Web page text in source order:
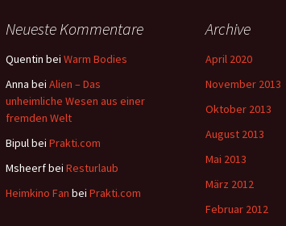
Neueste Kommentare
Quentin bei Warm Bodies
Anna bei Alien – Das
unheimliche Wesen aus einer
fremden Welt
Bipulbei Prakti.com
Msheerfbei Resturlaub
Heimkino Fan bei Prakti.com
Archive
April 2020
November 2013
Oktober 2013
August 2013
Mai 2013
März 2012
Februar 2012